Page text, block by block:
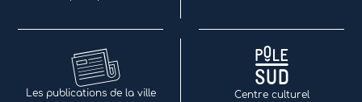
Les publications de la ville Centre culturel